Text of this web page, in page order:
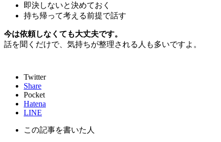
即決しないと決めておく
持ち帰って考える前提で話す
今は依頼しなくても大丈夫です。
話を聞くだけで、気持ちが整理される人も多いですよ。
Twitter
Share
Pocket
Hatena
LINE
この記事を書いた人